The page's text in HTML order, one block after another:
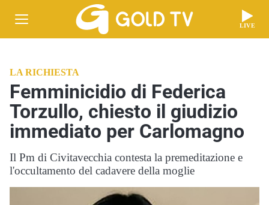
LIVE
LA RICHIESTA
Femminicidio di Federica
Torzullo, chiesto il giudizio
immediato per Carlomagno
Il Pm di Civitavecchia contesta la premeditazione e
l'occultamento del cadavere della moglie